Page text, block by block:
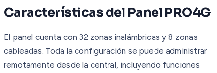
Características del Panel PRO4G
El panel cuenta con 32 zonas inalámbricas y 8 zonas
cableadas. Toda la configuración se puede administrar
remotamente desde la central, incluyendo funciones